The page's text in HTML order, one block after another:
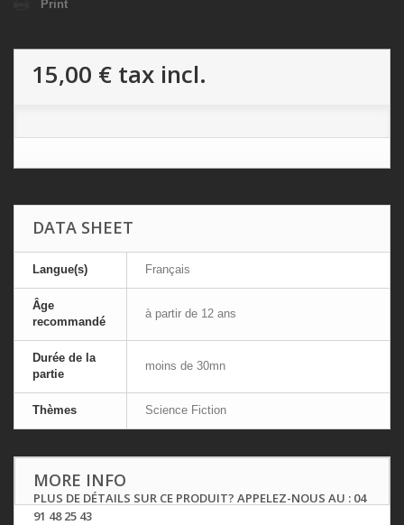
Print
15,00 € tax incl.
DATA SHEET
Langue(s) Français
Âge
recommandé
à partir de 12 ans
Durée de la
partie
moins de 30mn
Thèmes Science Fiction
MORE INFO
PLUS DE DÉTAILS SUR CE PRODUIT? APPELEZ-NOUS AU : 04
91 48 25 43